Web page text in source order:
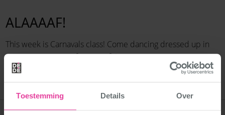
Toestemming Details Over
ALAAAAF!
This week is Carnavals class! Come dancing dressed up in
your most pretty or funny outfit!